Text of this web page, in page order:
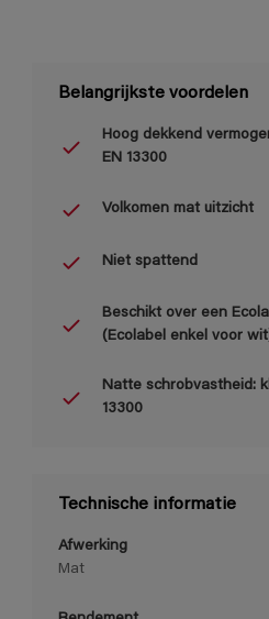
Belangrijkste voordelen
Hoog dekkend
EN 13300
Volkomen mat uitzicht
Niet spattend
Beschikt over een
(Ecolabel enkel voor
Natte schrobvastheid:
13300
Technische informatie
Afwerking
Mat